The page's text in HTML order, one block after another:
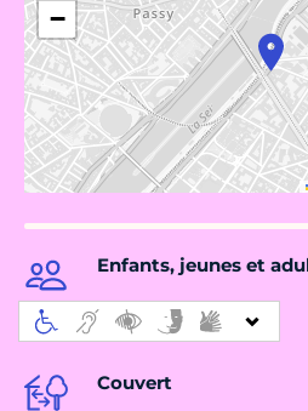
−
Enfants, jeunes et
Couvert